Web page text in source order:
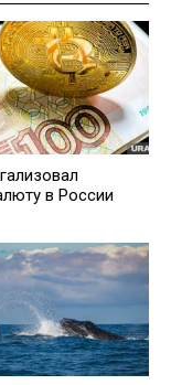
в России